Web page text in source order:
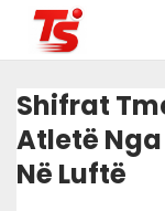
Shifrat
Atletë
Në Luftë